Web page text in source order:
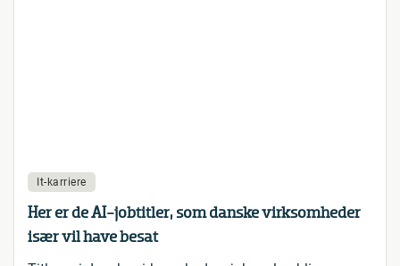
It-karriere
Her er de AI-jobtitler, som danske virksomheder
især vil have besat